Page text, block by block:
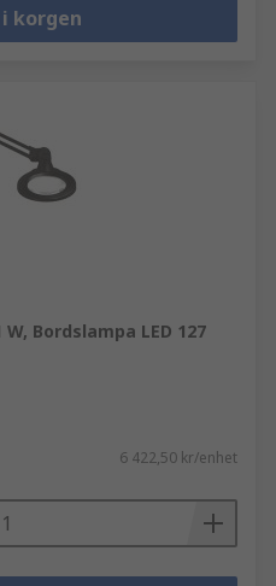
korgen
Bordslampa LED 127
6 422,50 kr/enhet